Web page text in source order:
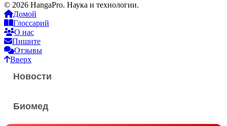
© 2026 HangaPro. Наука и технологии.
Домой
Глоссарий
О нас
Пишите
Отзывы
Вверх
Новости
Биомед